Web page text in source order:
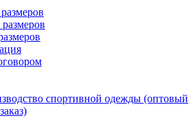
спортивной одежды (оптовый